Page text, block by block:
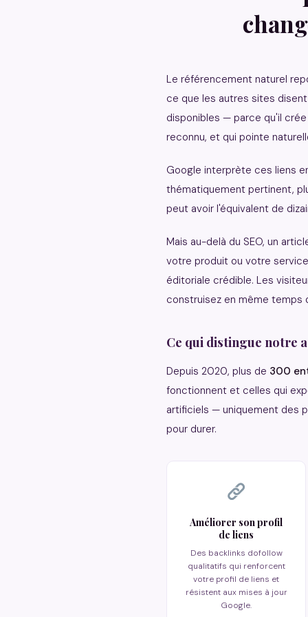
Le référencement naturel
ce que les autres sites
disponibles — parce qu'il
reconnu, et qui pointe
Google interprète ces liens
thématiquement pertinent,
peut avoir l'équivalent de
Mais au-delà du SEO, un
votre produit ou votre
éditoriale crédible. Les
construisez en même temps
Ce qui distingue notre
Depuis 2020, plus de 300
fonctionnent et celles qui
artificiels — uniquement des
pour durer.
Améliorer son profil
de liens
Des backlinks dofollow
qualitatifs qui renforcent
votre profil de liens et
résistent aux mises à jour
Google.